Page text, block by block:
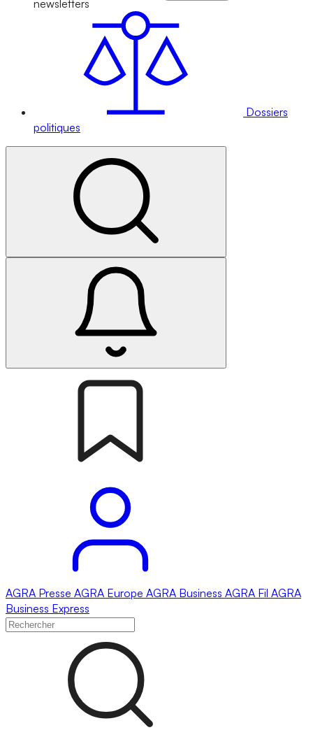
newsletters
Dossiers
politiques
AGRA Presse AGRA Europe AGRA Business AGRA Fil AGRA
Business Express